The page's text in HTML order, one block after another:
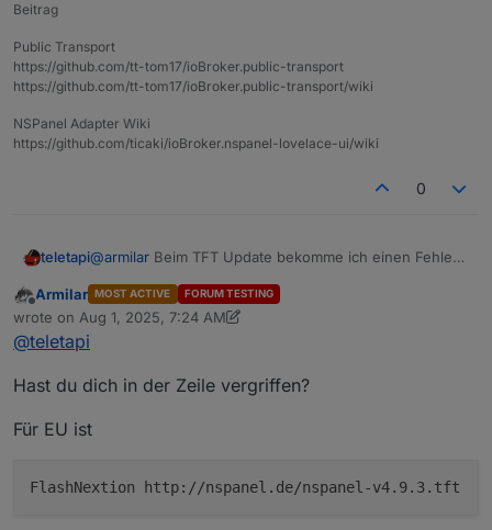
Beitrag
Public Transport
https://github.com/tt-tom17/ioBroker.public-transport
https://github.com/tt-tom17/ioBroker.public-transport/wiki
NSPanel Adapter Wiki
https://github.com/ticaki/ioBroker.nspanel-lovelace-ui/wiki
0
teletapi@armilar Beim TFT Update bekomme ich einen Fehler
gestartet habe. dann auf TFT update 4.9.3 und dann
kommt der folgende Bildschirm
Offline
Armilar MOST ACTIVE FORUM TESTING
wrote on Aug 1, 2025, 7:24 AM
last edited by ArmilarAug 1, 2025, 9:38 AM
@teletapi
Hast du dich in der Zeile vergriffen?
Für EU ist
FlashNextion http://nspanel.de/nspanel-v4.9.3.tft